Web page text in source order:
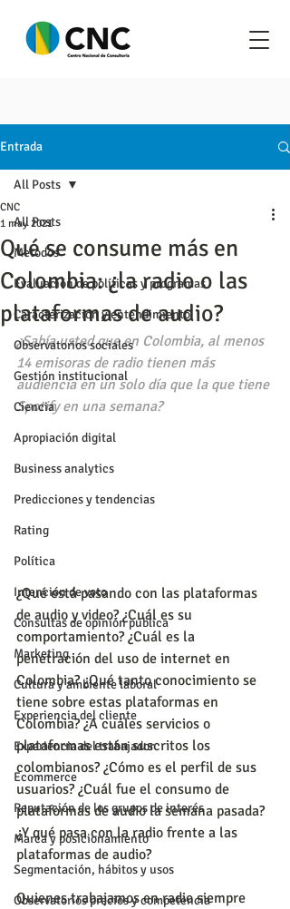
Entrada
All Posts
Metodos
Evaluación de políticas y programas
Caracterización y entendimiento
Observatorios sociales
Gestión institucional
Ciencia
Apropiación digital
Business analytics
Predicciones y tendencias
Rating
Política
Intención de voto
Consultas de opinión pública
Marketing
Cultura y ambiente laboral
Experiencia del cliente
Experiencia del trabajador
Ecommerce
Reputación de los grupos de interés
Marca y posicionamiento
Segmentación, hábitos y usos
Observatorios precios y competencia
All Posts
Qué se consume más en
Colombia: ¿la radio o las
plataformas de audio?
CNC
1 may 2021
¿Sabía usted que en Colombia, al menos
14 emisoras de radio tienen más
audiencia en un solo día que la que tiene
Spotify en una semana?
¿Qué está pasando con las plataformas
de audio y video? ¿Cuál es su
comportamiento? ¿Cuál es la
penetración del uso de internet en
Colombia? ¿Qué tanto conocimiento se
tiene sobre estas plataformas en
Colombia? ¿A cuáles servicios o
plataformas están suscritos los
colombianos? ¿Cómo es el perfil de sus
usuarios? ¿Cuál fue el consumo de
plataformas de audio la semana pasada?
¿Y qué pasa con la radio frente a las
plataformas de audio?
Quienes trabajamos en radio siempre